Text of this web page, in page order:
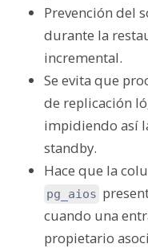
Prevención del
durante la
incremental.
Se evita que
de replicación
impidiendo así
standby.
Hace que la
pg_aios
cuando una
propietario